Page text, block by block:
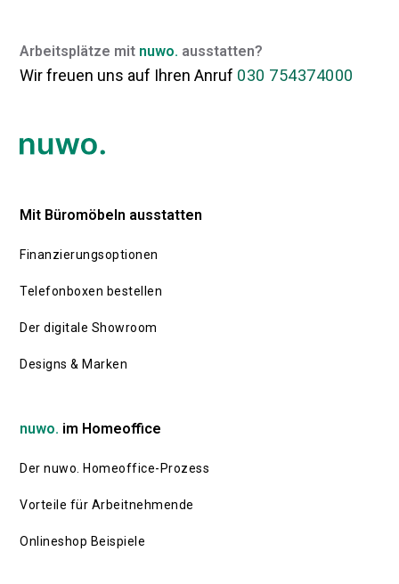
Arbeitsplätze mit nuwo. ausstatten?
Wir freuen uns auf Ihren Anruf 030 754374000
Mit Büromöbeln ausstatten
Finanzierungsoptionen
Telefonboxen bestellen
Der digitale Showroom
Designs & Marken
nuwo. im Homeoffice
Der nuwo. Homeoffice-Prozess
Vorteile für Arbeitnehmende
Onlineshop Beispiele